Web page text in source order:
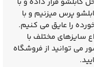
پرس میزنیم و با
را عایق می کنیم.
سایزهای مختلف با
می توانید از فروشگاه